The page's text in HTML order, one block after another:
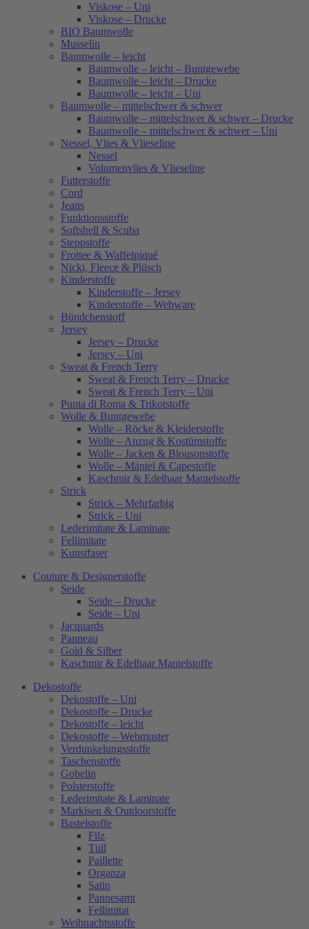
Viskose – Uni
Viskose – Drucke
BIO Baumwolle
Musselin
Baumwolle – leicht
Baumwolle – leicht – Buntgewebe
Baumwolle – leicht – Drucke
Baumwolle – leicht – Uni
Baumwolle – mittelschwer & schwer
Baumwolle – mittelschwer & schwer – Drucke
Baumwolle – mittelschwer & schwer – Uni
Nessel, Vlies & Vlieseline
Nessel
Volumenvlies & Vlieseline
Futterstoffe
Cord
Jeans
Funktionsstoffe
Softshell & Scuba
Steppstoffe
Frottee & Waffelpiqué
Nicki, Fleece & Plüsch
Kinderstoffe
Kinderstoffe – Jersey
Kinderstoffe – Webware
Bündchenstoff
Jersey
Jersey – Drucke
Jersey – Uni
Sweat & French Terry
Sweat & French Terry – Drucke
Sweat & French Terry – Uni
Punta di Roma & Trikotstoffe
Wolle & Buntgewebe
Wolle – Röcke & Kleiderstoffe
Wolle – Anzug & Kostümstoffe
Wolle – Jacken & Blousonstoffe
Wolle – Mäntel & Capestoffe
Kaschmir & Edelhaar Mantelstoffe
Strick
Strick – Mehrfarbig
Strick – Uni
Lederimitate & Laminate
Fellimitate
Kunstfaser
Couture & Designerstoffe
Seide
Seide – Drucke
Seide – Uni
Jacquards
Panneau
Gold & Silber
Kaschmir & Edelhaar Mantelstoffe
Dekostoffe
Dekostoffe – Uni
Dekostoffe – Drucke
Dekostoffe – leicht
Dekostoffe – Webmuster
Verdunkelungsstoffe
Taschenstoffe
Gobelin
Polsterstoffe
Lederimitate & Laminate
Markisen & Outdoorstoffe
Bastelstoffe
Filz
Tüll
Paillette
Organza
Satin
Pannesamt
Fellimitat
Weihnachtsstoffe